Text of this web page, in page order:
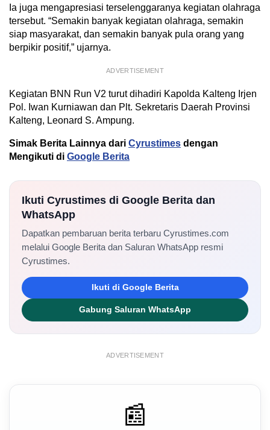
Ia juga mengapresiasi terselenggaranya kegiatan olahraga
tersebut. “Semakin banyak kegiatan olahraga, semakin
siap masyarakat, dan semakin banyak pula orang yang
berpikir positif,” ujarnya.
ADVERTISEMENT
Kegiatan BNN Run V2 turut dihadiri Kapolda Kalteng Irjen
Pol. Iwan Kurniawan dan Plt. Sekretaris Daerah Provinsi
Kalteng, Leonard S. Ampung.
Simak Berita Lainnya dari Cyrustimes dengan
Mengikuti di Google Berita
Ikuti Cyrustimes di Google Berita dan
WhatsApp
Dapatkan pembaruan berita terbaru Cyrustimes.com
melalui Google Berita dan Saluran WhatsApp resmi
Cyrustimes.
Ikuti di Google Berita
Gabung Saluran WhatsApp
ADVERTISEMENT
📰